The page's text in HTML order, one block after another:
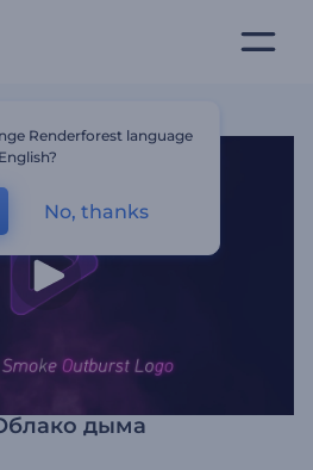
дыма
Renderforest language
No, thanks